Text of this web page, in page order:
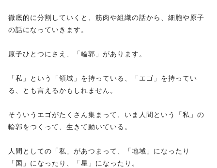
徹底的に分割していくと、筋肉や組織の話から、細胞や原子
の話になっていきます。
原子ひとつにさえ、「輪郭」があります。
「私」という「領域」を持っている、「エゴ」を持ってい
る、とも言えるかもしれません。
そういうエゴがたくさん集まって、いま人間という「私」の
輪郭をつくって、生きて動いている。
人間としての「私」があつまって、「地域」になったり
「国」になったり、「星」になったり。